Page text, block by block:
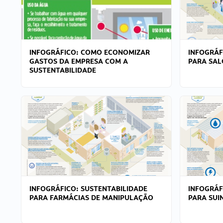
INFOGRÁFICO: COMO ECONOMIZAR
GASTOS DA EMPRESA COM A
SUSTENTABILIDADE
PARA
INFOGRÁFICO: SUSTENTABILIDADE
PARA FARMÁCIAS DE MANIPULAÇÃO
PARA